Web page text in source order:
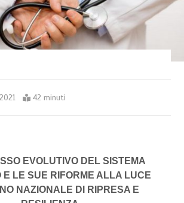
42 minuti
EVOLUTIVO DEL SISTEMA
E LE SUE RIFORME ALLA LUCE
NAZIONALE DI RIPRESA E